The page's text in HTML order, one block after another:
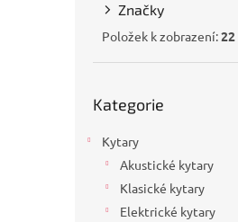
Značky
Položek k zobrazení:22
kategorie
Kategorie
Kytary
Akustické kytary
Klasické kytary
Elektrické kytary